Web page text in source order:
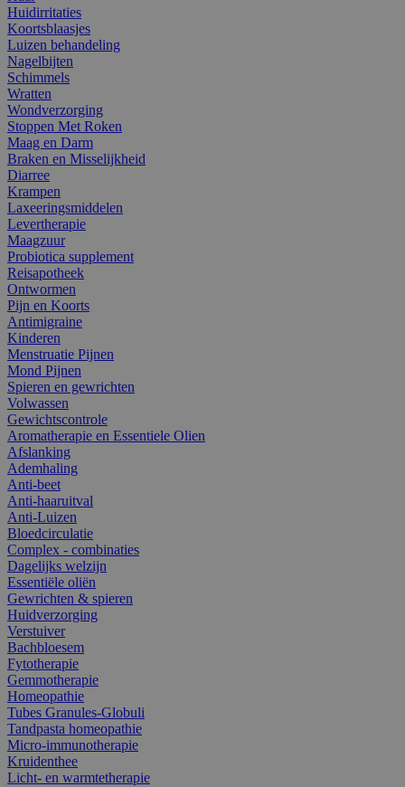
Huidirritaties
Koortsblaasjes
Luizen behandeling
Nagelbijten
Schimmels
Wratten
Wondverzorging
Stoppen Met Roken
Maag en Darm
Braken en Misselijkheid
Diarree
Krampen
Laxeeringsmiddelen
Levertherapie
Maagzuur
Probiotica supplement
Reisapotheek
Ontwormen
Pijn en Koorts
Antimigraine
Kinderen
Menstruatie Pijnen
Mond Pijnen
Spieren en gewrichten
Volwassen
Gewichtscontrole
Aromatherapie en Essentiele Olien
Afslanking
Ademhaling
Anti-beet
Anti-haaruitval
Anti-Luizen
Bloedcirculatie
Complex - combinaties
Dagelijks welzijn
Essentiële oliën
Gewrichten & spieren
Huidverzorging
Verstuiver
Bachbloesem
Fytotherapie
Gemmotherapie
Homeopathie
Tubes Granules-Globuli
Tandpasta homeopathie
Micro-immunotherapie
Kruidenthee
Licht- en warmtetherapie